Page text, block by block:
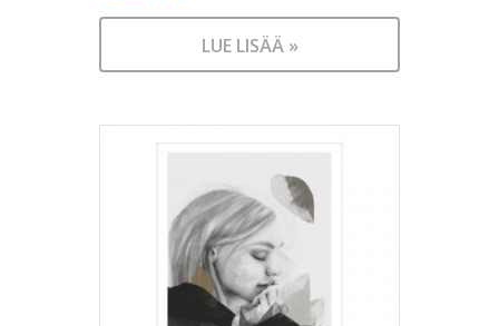
LUE LISÄÄ »